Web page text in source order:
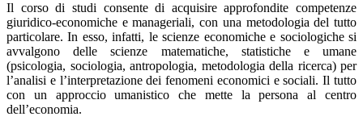
Il corso di studi consente di acquisire approfondite competenze
giuridico-economiche e manageriali, con una metodologia del tutto
particolare. In esso, infatti, le scienze economiche e sociologiche si
avvalgono delle scienze matematiche, statistiche e umane
(psicologia, sociologia, antropologia, metodologia della ricerca) per
l’analisi e l’interpretazione dei fenomeni economici e sociali. Il tutto
con un approccio umanistico che mette la persona al centro
dell’economia.